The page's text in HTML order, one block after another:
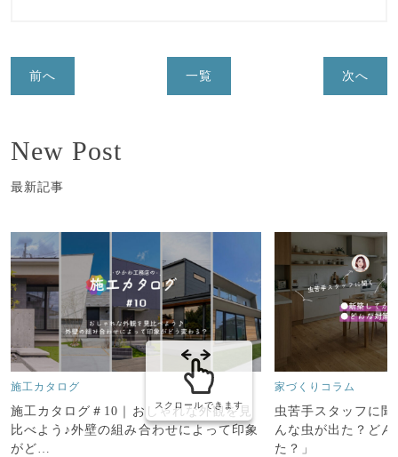
前へ 一覧 次へ
New Post
最新記事
施工カタログ
施工カタログ＃10｜おしゃれな外観を見
比べよう♪外壁の組み合わせによって印象
がど…
家づくりコラム
虫苦手スタッフに
んな虫が出た？ど
た？」
スクロールできます